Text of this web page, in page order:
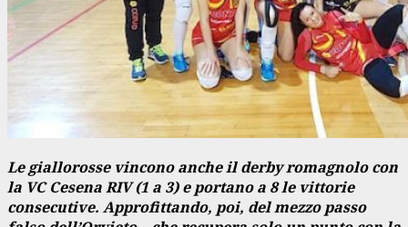
Le giallorosse vincono anche il derby romagnolo con
la VC Cesena RIV (1 a 3) e portano a 8 le vittorie
consecutive. Approfittando, poi, del mezzo passo